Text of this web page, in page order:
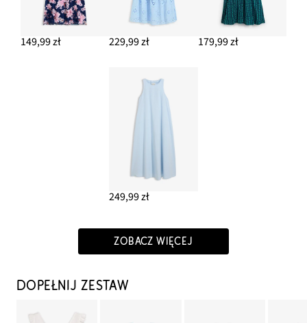
149,99 zł 229,99 zł 179,99 zł
249,99 zł
ZOBACZ WIĘCEJ
DOPEŁNIJ ZESTAW